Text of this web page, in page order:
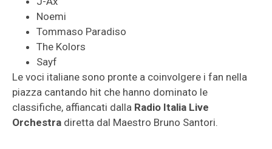
Noemi
Tommaso Paradiso
The Kolors
Sayf
Le voci italiane sono pronte a coinvolgere i fan nella
piazza cantando hit che hanno dominato le
classifiche, affiancati dalla Radio Italia Live
Orchestra diretta dal Maestro Bruno Santori.